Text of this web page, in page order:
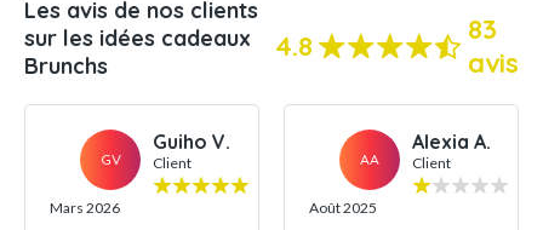
Les avis de nos clients
sur les idées cadeaux
Brunchs
4.8
83
avis
GV
Guiho V.
Client
Mars 2026
AA
Alexia A.
Client
Août 2025